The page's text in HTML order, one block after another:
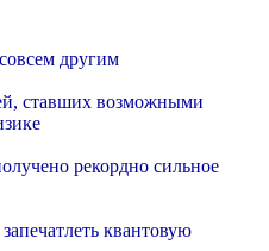
другим
ставших возможными
рекордно сильное
квантовую